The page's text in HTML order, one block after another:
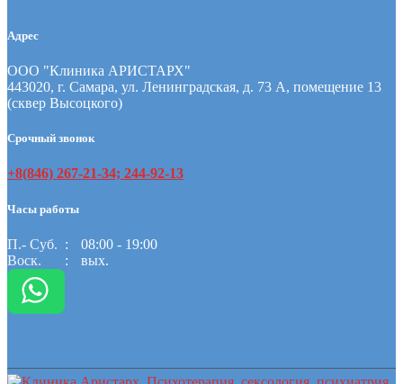
Адрес
ООО "Клиника АРИСТАРХ"
443020, г. Самара, ул. Ленинградская, д. 73 А, помещение 13
(сквер Высоцкого)
Срочный звонок
+8(846) 267-21-34; 244-92-13
Часы работы
П.- Суб.
08:00 - 19:00
Воск.
вых.